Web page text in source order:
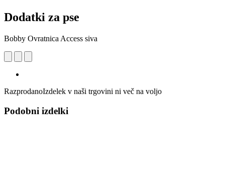
Dodatki za pse
Bobby Ovratnica Access siva
RazprodanoIzdelek v naši trgovini ni več na voljo
Podobni izdelki